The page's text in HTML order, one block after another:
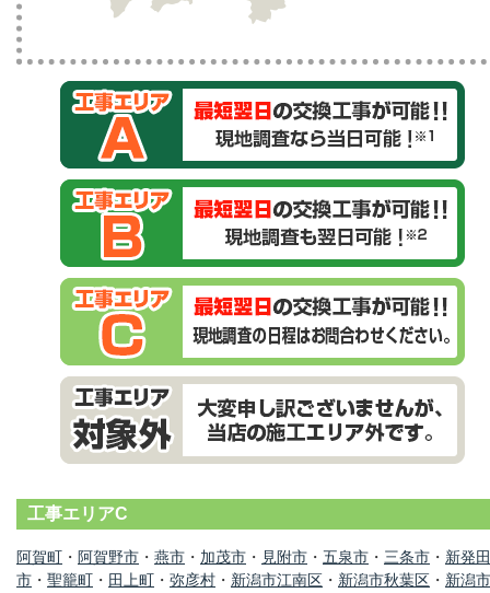
工事エリアC
阿賀町 ・ 阿賀野市 ・ 燕市 ・ 加茂市 ・ 見附市 ・ 五泉市 ・ 三条市 ・ 新発田
市 ・ 聖籠町 ・ 田上町 ・ 弥彦村 ・ 新潟市江南区 ・ 新潟市秋葉区 ・ 新潟